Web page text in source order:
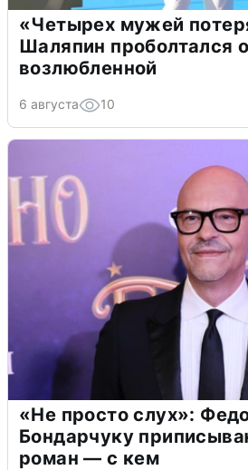
«Четырех мужей
Шаляпин проболтался
возлюбленной
6 августа 10
«Не просто слух»:
Бондарчуку
роман — с кем